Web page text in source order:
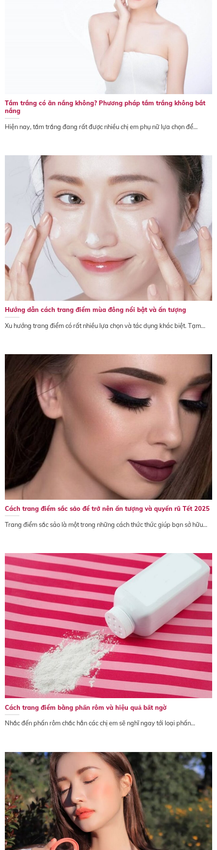
Tắm trắng có ăn nắng không? Phương pháp tắm trắng không bắt
nắng
Hiện nay, tắm trắng đang rất được nhiều chị em phụ nữ lựa chọn để...
Hướng dẫn cách trang điểm mùa đông nổi bật và ấn tượng
Xu hướng trang điểm có rất nhiều lựa chọn và tác dụng khác biệt. Tạm...
Cách trang điểm sắc sảo để trở nên ấn tượng và quyến rũ Tết 2025
Trang điểm sắc sảo là một trong những cách thức thức giúp bạn sở hữu...
Cách trang điểm bằng phấn rôm và hiệu quả bất ngờ
Nhắc đến phấn rôm chắc hẳn các chị em sẽ nghĩ ngay tới loại phấn...